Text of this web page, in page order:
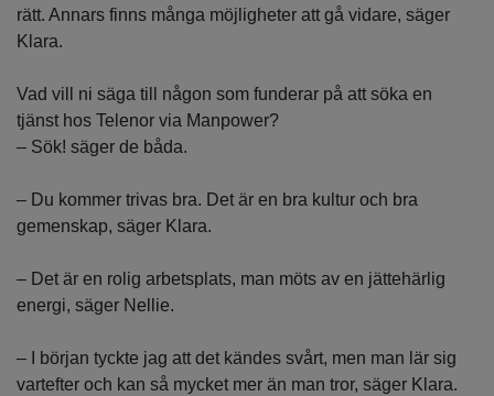
rätt. Annars finns många möjligheter att gå vidare, säger
Klara.
Vad vill ni säga till någon som funderar på att söka en
tjänst hos Telenor via Manpower?
– Sök! säger de båda.
– Du kommer trivas bra. Det är en bra kultur och bra
gemenskap, säger Klara.
– Det är en rolig arbetsplats, man möts av en jättehärlig
energi, säger Nellie.
– I början tyckte jag att det kändes svårt, men man lär sig
vartefter och kan så mycket mer än man tror, säger Klara.